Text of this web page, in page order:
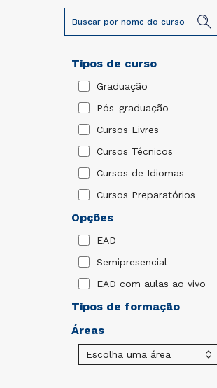
Tipos de curso
Graduação
Pós-graduação
Cursos Livres
Cursos Técnicos
Cursos de Idiomas
Cursos Preparatórios
Opções
EAD
Semipresencial
EAD com aulas ao vivo
Tipos de formação
Áreas